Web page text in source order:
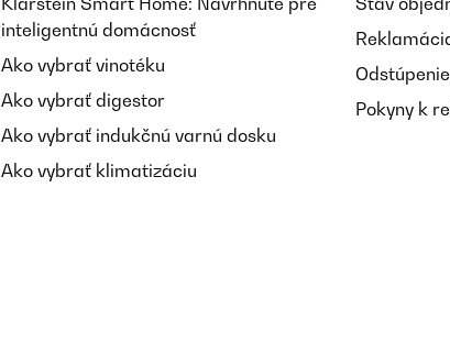
inteligentnú domácnosť
Ako vybrať vinotéku
Ako vybrať digestor
Ako vybrať indukčnú varnú dosku
Ako vybrať klimatizáciu
Pokyny k